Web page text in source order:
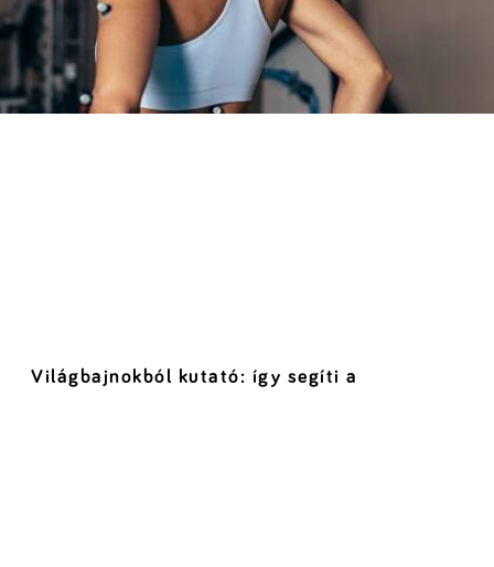
Világbajnokból kutató: így segíti a